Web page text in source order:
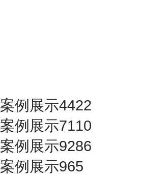
案例展示4422
案例展示7110
案例展示9286
案例展示965